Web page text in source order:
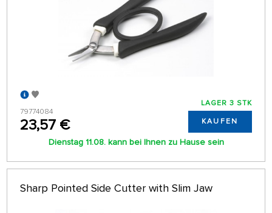
79774084
23,57 €
LAGER 3 STK
KAUFEN
Dienstag 11.08. kann bei Ihnen zu Hause sein
Sharp Pointed Side Cutter with Slim Jaw